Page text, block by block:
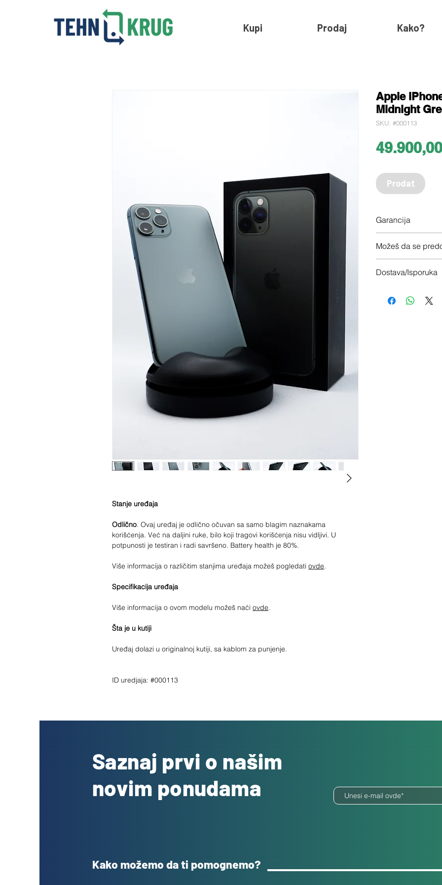
Kupi Prodaj Kako?
Stanje uređaja
Odlično. Ovaj uređaj je odlično očuvan sa samo blagim naznakama
korišćenja. Već na daljini ruke, bilo koji tragovi korišćenja nisu vidljivi. U
potpunosti je testiran i radi savršeno. Battery health je 80%.
Više informacija o različitim stanjima uređaja možeš pogledati ovde.
Specifikacija uređaja
Više informacija o ovom modelu možeš naći ovde.
Šta je u kutiji
Uređaj dolazi u originalnoj kutiji, sa kablom za punjenje.
ID uredjaja: #000113
Apple
Midnight
SKU: #000113
Prodat
Garancija
Možeš da se
Dostava/Isporuka
Saznaj prvi o našim
novim ponudama
Kako možemo da ti pomognemo?